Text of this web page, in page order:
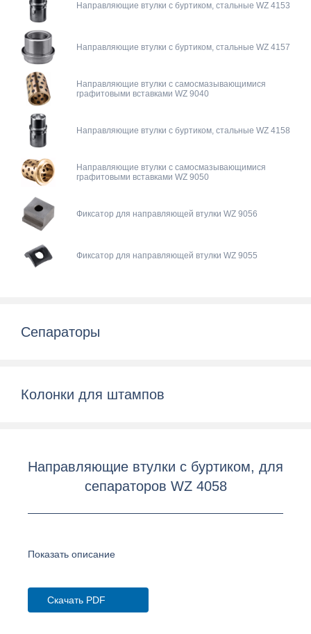
Направляющие втулки с буртиком, стальные WZ 4153
Направляющие втулки с буртиком, стальные WZ 4157
Направляющие втулки с самосмазывающимися
графитовыми вставками WZ 9040
Направляющие втулки с буртиком, стальные WZ 4158
Направляющие втулки с самосмазывающимися
графитовыми вставками WZ 9050
Фиксатор для направляющей втулки WZ 9056
Фиксатор для направляющей втулки WZ 9055
Сепараторы
Колонки для штампов
Направляющие втулки с буртиком, для
сепараторов WZ 4058
Показать описание
Скачать PDF